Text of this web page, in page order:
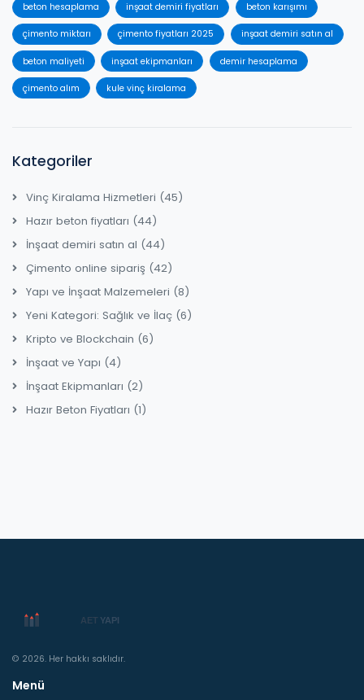
beton hesaplama inşaat demiri fiyatları beton karışımı
çimento miktarı çimento fiyatları 2025 inşaat demiri satın al
beton maliyeti inşaat ekipmanları demir hesaplama
çimento alım kule vinç kiralama
Kategoriler
Vinç Kiralama Hizmetleri (45)
Hazır beton fiyatları (44)
İnşaat demiri satın al (44)
Çimento online sipariş (42)
Yapı ve İnşaat Malzemeleri (8)
Yeni Kategori: Sağlık ve İlaç (6)
Kripto ve Blockchain (6)
İnşaat ve Yapı (4)
İnşaat Ekipmanları (2)
Hazır Beton Fiyatları (1)
© 2026. Her hakkı saklıdır.
Menü